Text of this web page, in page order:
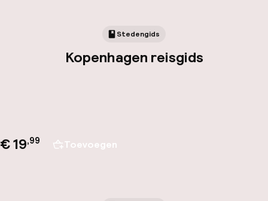
Stedengids
Kopenhagen reisgids
€ 19,99 Toevoegen